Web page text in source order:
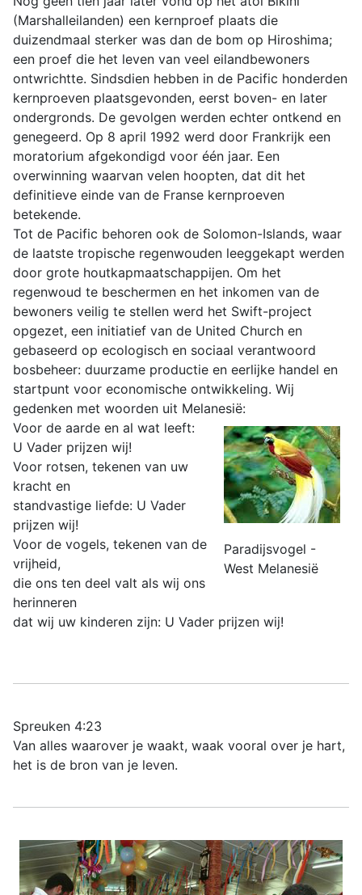
(Marshalleilanden) een kernproef plaats die
duizendmaal sterker was dan de bom op Hiroshima;
een proef die het leven van veel eilandbewoners
ontwrichtte. Sindsdien hebben in de Pacific honderden
kernproeven plaatsgevonden, eerst boven- en later
ondergronds. De gevolgen werden echter ontkend en
genegeerd. Op 8 april 1992 werd door Frankrijk een
moratorium afgekondigd voor één jaar. Een
overwinning waarvan velen hoopten, dat dit het
definitieve einde van de Franse kernproeven
betekende.
Tot de Pacific behoren ook de Solomon-Islands, waar
de laatste tropische regenwouden leeggekapt werden
door grote houtkapmaatschappijen. Om het
regenwoud te beschermen en het inkomen van de
bewoners veilig te stellen werd het Swift-project
opgezet, een initiatief van de United Church en
gebaseerd op ecologisch en sociaal verantwoord
bosbeheer: duurzame productie en eerlijke handel en
startpunt voor economische ontwikkeling. Wij
gedenken met woorden uit Melanesië:
Paradijsvogel -
West Melanesië
Voor de aarde en al wat leeft:
U Vader prijzen wij!
Voor rotsen, tekenen van uw
kracht en
standvastige liefde: U Vader
prijzen wij!
Voor de vogels, tekenen van de
vrijheid,
die ons ten deel valt als wij ons
herinneren
dat wij uw kinderen zijn: U Vader prijzen wij!
Spreuken 4:23
Van alles waarover je waakt, waak vooral over je hart,
het is de bron van je leven.